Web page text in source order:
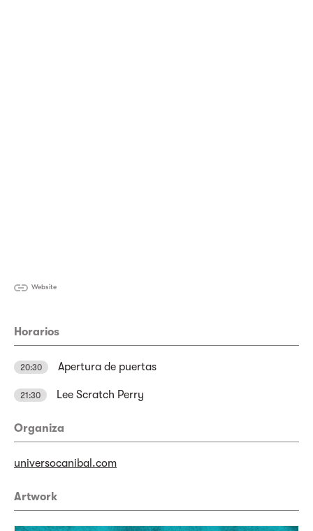
Website
Horarios
20:30 Apertura de puertas
21:30 Lee Scratch Perry
Organiza
universocanibal.com
Artwork